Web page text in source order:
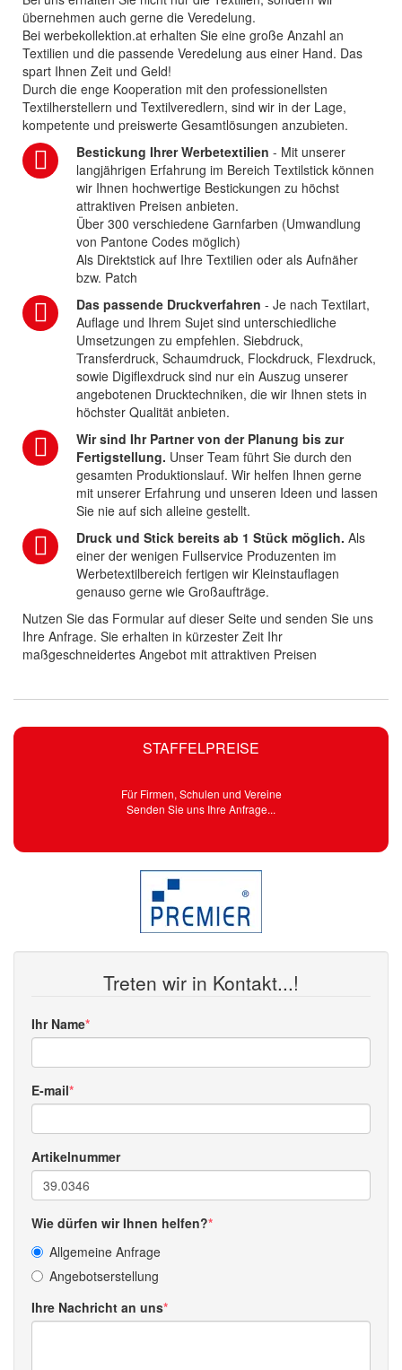
STAFFELPREISE
Für Firmen, Schulen und Vereine
Senden Sie uns Ihre Anfrage...
Treten wir in Kontakt...!
Ihr Name
E-mail
Artikelnummer
Wie dürfen wir Ihnen helfen?
Allgemeine Anfrage
Angebotserstellung
Ihre Nachricht an uns
übernehmen auch gerne die Veredelung.
Bei werbekollektion.at erhalten Sie eine große Anzahl an
Textilien und die passende Veredelung aus einer Hand. Das
spart Ihnen Zeit und Geld!
Durch die enge Kooperation mit den professionellsten
Textilherstellern und Textilveredlern, sind wir in der Lage,
kompetente und preiswerte Gesamtlösungen anzubieten.
Bestickung Ihrer Werbetextilien - Mit unserer
langjährigen Erfahrung im Bereich Textilstick können
wir Ihnen hochwertige Bestickungen zu höchst
attraktiven Preisen anbieten.
Über 300 verschiedene Garnfarben (Umwandlung
von Pantone Codes möglich)
Als Direktstick auf Ihre Textilien oder als Aufnäher
bzw. Patch
Das passende Druckverfahren - Je nach Textilart,
Auflage und Ihrem Sujet sind unterschiedliche
Umsetzungen zu empfehlen. Siebdruck,
Transferdruck, Schaumdruck, Flockdruck, Flexdruck,
sowie Digiflexdruck sind nur ein Auszug unserer
angebotenen Drucktechniken, die wir Ihnen stets in
höchster Qualität anbieten.
Wir sind Ihr Partner von der Planung bis zur
Fertigstellung. Unser Team führt Sie durch den
gesamten Produktionslauf. Wir helfen Ihnen gerne
mit unserer Erfahrung und unseren Ideen und lassen
Sie nie auf sich alleine gestellt.
Druck und Stick bereits ab 1 Stück möglich. Als
einer der wenigen Fullservice Produzenten im
Werbetextilbereich fertigen wir Kleinstauflagen
genauso gerne wie Großaufträge.
Nutzen Sie das Formular auf dieser Seite und senden Sie uns
Ihre Anfrage. Sie erhalten in kürzester Zeit Ihr
maßgeschneidertes Angebot mit attraktiven Preisen